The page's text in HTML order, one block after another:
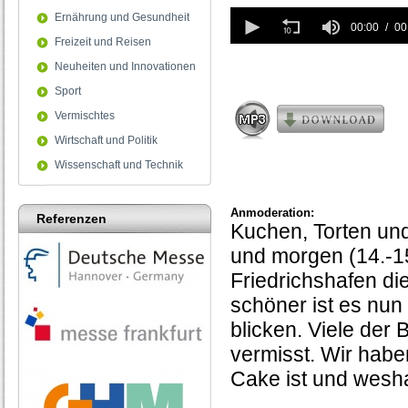
Ernährung und Gesundheit
Freizeit und Reisen
Neuheiten und Innovationen
Sport
Vermischtes
Wirtschaft und Politik
Wissenschaft und Technik
Referenzen
seconds
of
00:00
Anmoderation:
Kuchen, Torten
und morgen (14.-
Friedrichshafen
schöner ist es
blicken. Viele der
vermisst. Wir
Cake ist und